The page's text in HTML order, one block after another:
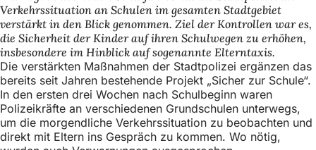
n
d
e
n
s
i
c
Verkehrssituation an Schulen im gesamten Stadtgebiet
verstärkt in den Blick genommen. Ziel der Kontrollen war es,
die Sicherheit der Kinder auf ihren Schulwegen zu erhöhen,
insbesondere im Hinblick auf sogenannte Elterntaxis.
Die verstärkten Maßnahmen der Stadtpolizei ergänzen das
bereits seit Jahren bestehende Projekt „Sicher zur Schule“.
In den ersten drei Wochen nach Schulbeginn waren
Polizeikräfte an verschiedenen Grundschulen unterwegs,
um die morgendliche Verkehrssituation zu beobachten und
direkt mit Eltern ins Gespräch zu kommen. Wo nötig,